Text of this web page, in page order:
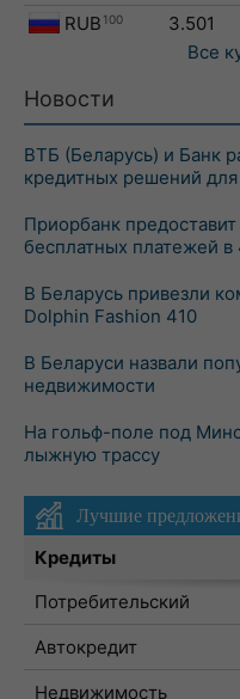
RUB 100 3.501
Все
Новости
ВТБ (Беларусь) и Банк
кредитных решений
Приорбанк
бесплатных платежей в
В Беларусь привезли
Dolphin Fashion 410
В Беларуси назвали
недвижимости
На гольф-поле под
лыжную трассу
Лучшие
Кредиты
Потребительский
Автокредит
Недвижимость